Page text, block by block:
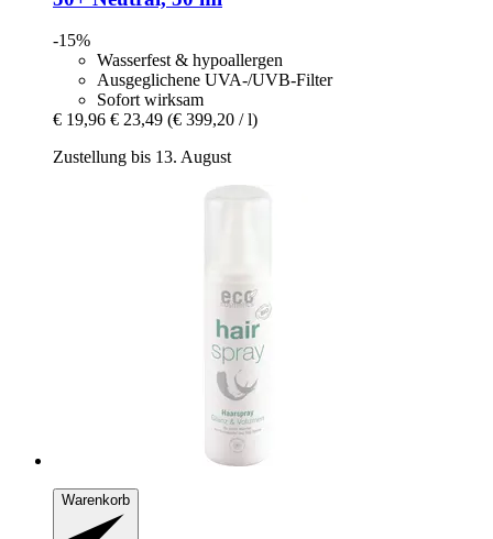
-15%
Wasserfest & hypoallergen
Ausgeglichene UVA-/UVB-Filter
Sofort wirksam
€ 19,96 € 23,49 (€ 399,20 / l)
Zustellung bis 13. August
Warenkorb